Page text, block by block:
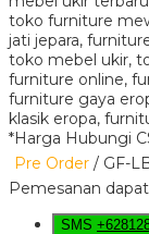
*Harga Hubungi
Pre Order / GF-
Pemesanan
SMS